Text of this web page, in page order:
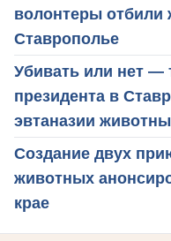
волонтеры
Ставрополье
Убивать или нет —
президента в
эвтаназии
Создание двух
животных
крае